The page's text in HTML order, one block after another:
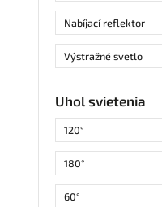
600lm
13200lm
9000lm
Nabíjací reflektor
Výstražné svetlo
Brzdové svetlo
Obrysové svetlo
Osvetlenie PSČ
Uhol svietenia
120°
180°
60°